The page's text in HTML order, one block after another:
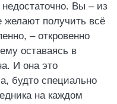
Вы – из
получить всё
– откровенно
оставаясь в
И она это
будто специально
на каждом